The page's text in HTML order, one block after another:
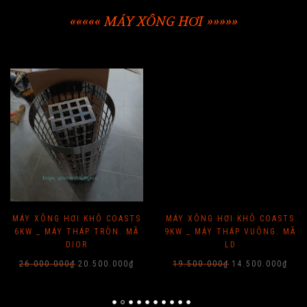
««««« MÁY XÔNG HƠI »»»»»
MÁY XÔNG HƠI KHÔ COASTS
6KW _ MÁY THÁP TRÒN. MÃ
DIOR
26.000.000₫ Giá
20.500.000₫
MÁY XÔNG HƠI KHÔ COASTS
9KW _ MÁY THÁP VUÔNG. MÃ
LD
19.500.000₫ Giá
14.500.000₫